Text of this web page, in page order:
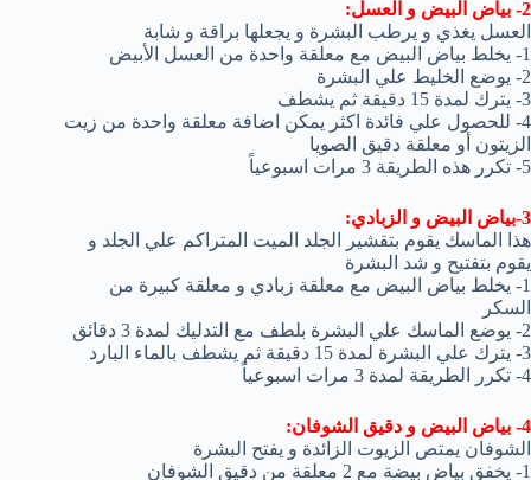
2- بياض البيض و العسل:
العسل يغذي و يرطب البشرة و يجعلها براقة و شابة
1- يخلط بياض البيض مع معلقة واحدة من العسل الأبيض
2- يوضع الخليط علي البشرة
3- يترك لمدة 15 دقيقة ثم يشطف
4- للحصول علي فائدة اكثر يمكن اضافة معلقة واحدة من زيت
الزيتون أو معلقة دقيق الصويا
5- تكرر هذه الطريقة 3 مرات اسبوعياً
3-بياض البيض و الزبادي:
هذا الماسك يقوم بتقشير الجلد الميت المتراكم علي الجلد و
يقوم بتفتيح و شد البشرة
1- يخلط بياض البيض مع معلقة زبادي و معلقة كبيرة من
السكر
2- يوضع الماسك علي البشرة بلطف مع التدليك لمدة 3 دقائق
3- يترك علي البشرة لمدة 15 دقيقة ثم يشطف بالماء البارد
4- تكرر الطريقة لمدة 3 مرات اسبوعياً
4- بياض البيض و دقيق الشوفان:
الشوفان يمتص الزيوت الزائدة و يفتح البشرة
1- يخفق بياض بيضة مع 2 معلقة من دقيق الشوفان